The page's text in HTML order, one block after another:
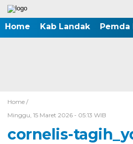
Home Kab Landak Pemda
Home /
Minggu, 15 Maret 2026 - 05:13 WIB
cornelis-